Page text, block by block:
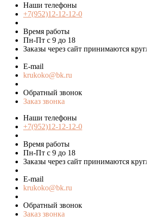
Наши телефоны
+7(952)12-12-12-0
Время работы
Пн-Пт с 9 до 18
Заказы через сайт принимаются
E-mail
krukoko@bk.ru
Обратный звонок
Заказ звонка
Наши телефоны
+7(952)12-12-12-0
Время работы
Пн-Пт с 9 до 18
Заказы через сайт принимаются
E-mail
krukoko@bk.ru
Обратный звонок
Заказ звонка